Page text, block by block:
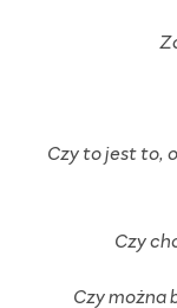
Czy to jest to,
Czy
Czy można